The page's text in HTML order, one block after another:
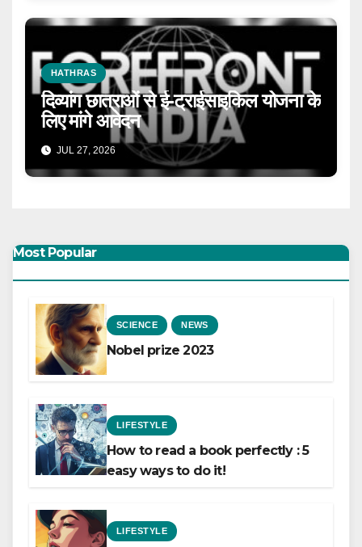
HATHRAS
दिव्यांग छात्राओं से ई-ट्राईसाइकिल योजना के
लिए मांगे आवेदन
JUL 27, 2026
Most Popular
SCIENCE NEWS
Nobel prize 2023
LIFESTYLE
How to read a book perfectly : 5
easy ways to do it!
LIFESTYLE